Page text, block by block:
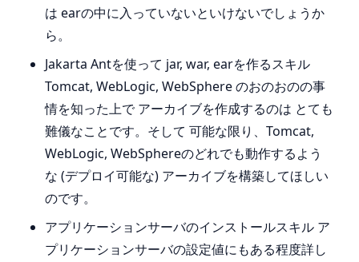
は earの中に入っていないといけないでしょうか
ら。
Jakarta Antを使って jar, war, earを作るスキル
Tomcat, WebLogic, WebSphere のおのおのの事
情を知った上で アーカイブを作成するのは とても
難儀なことです。そして 可能な限り、Tomcat,
WebLogic, WebSphereのどれでも動作するよう
な (デプロイ可能な) アーカイブを構築してほしい
のです。
アプリケーションサーバのインストールスキル ア
プリケーションサーバの設定値にもある程度詳し